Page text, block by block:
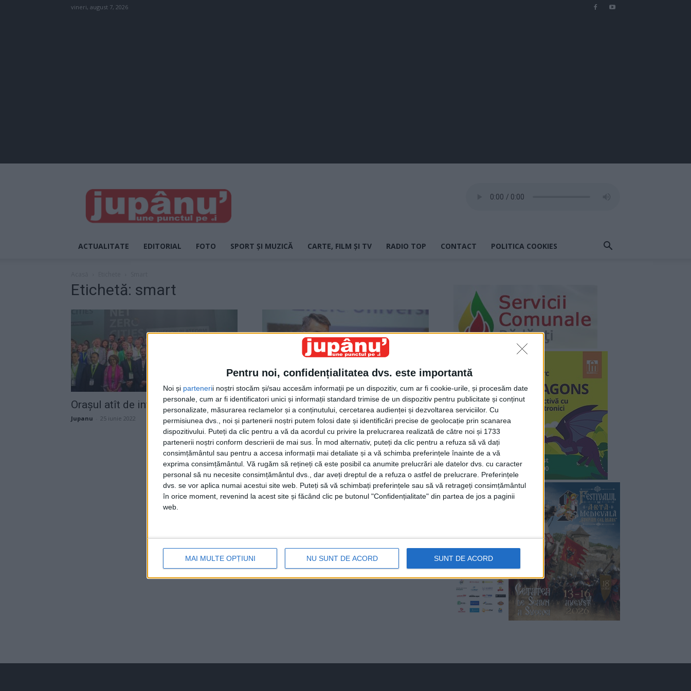
Pentru noi, confidențialitatea dvs. este importantă
Noi și partenerii noștri stocăm și/sau accesăm informații pe un dispozitiv, cum ar fi cookie-urile, și procesăm date
personale, cum ar fi identificatori unici și informații standard trimise de un dispozitiv pentru publicitate și conținut
personalizate, măsurarea reclamelor și a conținutului, cercetarea audienței și dezvoltarea serviciilor. Cu
permisiunea dvs., noi și partenerii noștri putem folosi date și identificări precise de geolocație prin scanarea
dispozitivului. Puteți da clic pentru a vă da acordul cu privire la prelucrarea realizată de către noi și 1733
partenerii noștri conform descrierii de mai sus. În mod alternativ, puteți da clic pentru a refuza să vă dați
consimțământul sau pentru a accesa informații mai detaliate și a vă schimba preferințele înainte de a vă
exprima consimțământul. Vă rugăm să rețineți că este posibil ca anumite prelucrări ale datelor dvs. cu caracter
personal să nu necesite consimțământul dvs., dar aveți dreptul de a refuza o astfel de prelucrare. Preferințele
dvs. se vor aplica numai acestui site web. Puteți să vă schimbați preferințele sau să vă retrageți consimțământul
în orice moment, revenind la acest site și făcând clic pe butonul "Confidențialitate" din partea de jos a paginii
web.
MAI MULTE OPȚIUNI NU SUNT DE ACORD SUNT DE ACORD
vineri, august 7, 2026
JUPÂNU'
ACTUALITATE EDITORIAL FOTO SPORT ȘI MUZICĂ CARTE, FILM ȘI TV RADIO TOP CONTACT POLITICA COOKIES
Etichetă: smart
Orașul atît de inteligent
Jupanu 25 iunie 2022
Cinci clădiri Empire State Building
într-un telefon smart
Jupanu - 22 mai 2021